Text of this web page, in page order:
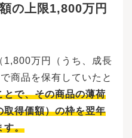
しょう。
から〇年
といわれて
想定して作
めること
いのかがわ
なります。
ントで必
う。ま
の上限1,800万円
1,800万円（うち、成長
商品を保有していたと
とで、その商品の薄荷
取得価額）の枠を翌年
す。